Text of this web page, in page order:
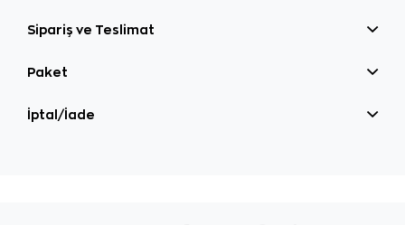
Sipariş ve Teslimat
Paket
İptal/İade